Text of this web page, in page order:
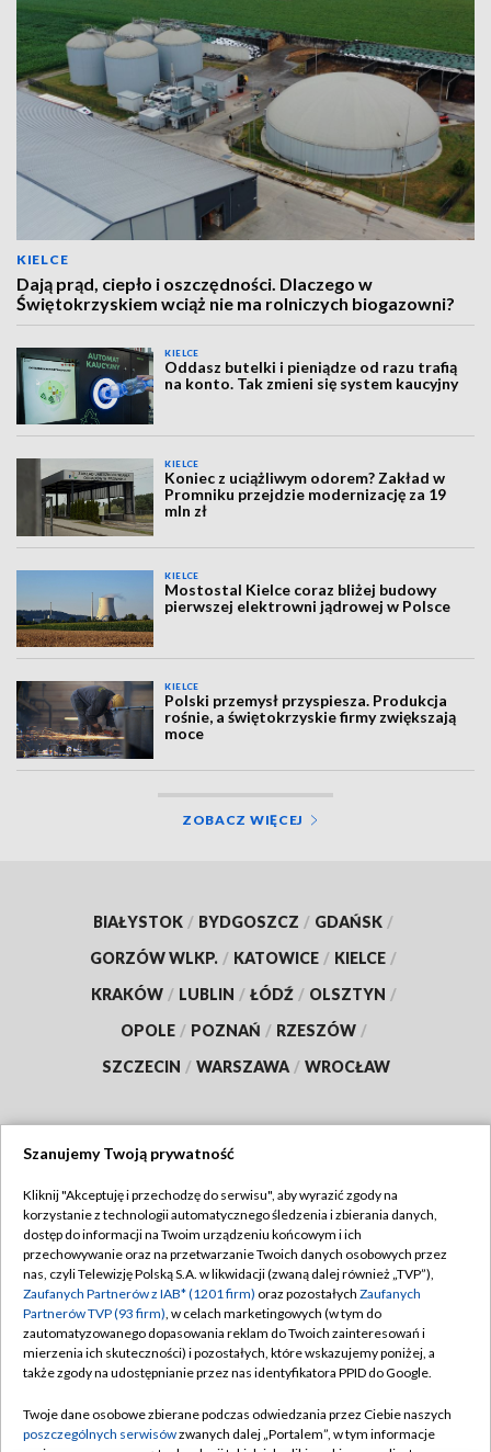
KIELCE
Dają prąd, ciepło i oszczędności. Dlaczego w
Świętokrzyskiem wciąż nie ma rolniczych biogazowni?
KIELCE
Oddasz butelki i pieniądze od razu trafią
na konto. Tak zmieni się system kaucyjny
KIELCE
Koniec z uciążliwym odorem? Zakład w
Promniku przejdzie modernizację za 19
mln zł
KIELCE
Mostostal Kielce coraz bliżej budowy
pierwszej elektrowni jądrowej w Polsce
KIELCE
Polski przemysł przyspiesza. Produkcja
rośnie, a świętokrzyskie firmy zwiększają
moce
ZOBACZ WIĘCEJ
BIAŁYSTOK / BYDGOSZCZ / GDAŃSK /
GORZÓW WLKP. / KATOWICE / KIELCE /
KRAKÓW / LUBLIN / ŁÓDŹ / OLSZTYN /
OPOLE / POZNAŃ / RZESZÓW /
SZCZECIN / WARSZAWA / WROCŁAW
TVP
Abonament TVP
Emisja w TVP
Centrum informacji TVP
Naziemna Telewizja Cyfrowa
Rada Programowa
Regulamin TVP
Polityka prywatności
Moje zgody
Pomoc
Kontakt
Szanujemy Twoją prywatność
Kliknij "Akceptuję i przechodzę do serwisu", aby wyrazić zgody na
korzystanie z technologii automatycznego śledzenia i zbierania danych,
dostęp do informacji na Twoim urządzeniu końcowym i ich
przechowywanie oraz na przetwarzanie Twoich danych osobowych przez
nas, czyli Telewizję Polską S.A. w likwidacji (zwaną dalej również „TVP”),
Zaufanych Partnerów z IAB* (1201 firm) oraz pozostałych Zaufanych
Partnerów TVP (93 firm), w celach marketingowych (w tym do
zautomatyzowanego dopasowania reklam do Twoich zainteresowań i
mierzenia ich skuteczności) i pozostałych, które wskazujemy poniżej, a
także zgody na udostępnianie przez nas identyfikatora PPID do Google.
Twoje dane osobowe zbierane podczas odwiedzania przez Ciebie naszych
poszczególnych serwisówzwanych dalej „Portalem”, w tym informacje